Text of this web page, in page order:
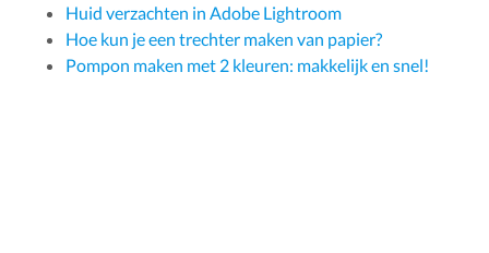
Huid verzachten in Adobe Lightroom
Hoe kun je een trechter maken van papier?
Pompon maken met 2 kleuren: makkelijk en snel!